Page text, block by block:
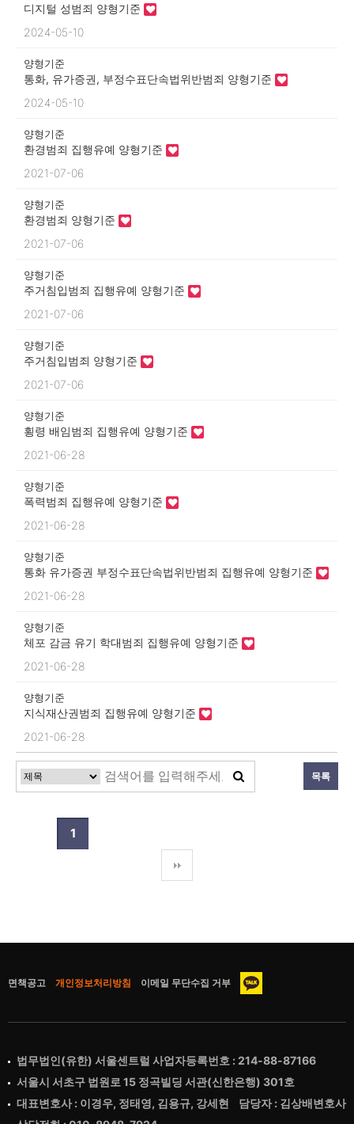
디지털 성범죄 양형기준
2024-05-10
양형기준
통화, 유가증권, 부정수표단속법위반범죄 양형기준
2024-05-10
양형기준
환경범죄 집행유예 양형기준
2021-07-06
양형기준
환경범죄 양형기준
2021-07-06
양형기준
주거침입범죄 집행유예 양형기준
2021-07-06
양형기준
주거침입범죄 양형기준
2021-07-06
양형기준
횡령 배임범죄 집행유예 양형기준
2021-06-28
양형기준
폭력범죄 집행유예 양형기준
2021-06-28
양형기준
통화 유가증권 부정수표단속법위반범죄 집행유예 양형기준
2021-06-28
양형기준
체포 감금 유기 학대범죄 집행유예 양형기준
2021-06-28
양형기준
지식재산권범죄 집행유예 양형기준
2021-06-28
목록
1
면책공고 개인정보처리방침 이메일 무단수집 거부
법무법인(유한) 서울센트럴 사업자등록번호 : 214-88-87166
서울시 서초구 법원로 15 정곡빌딩 서관(신한은행) 301호
대표변호사 : 이경우, 정태영, 김용규, 강세현 담당자 : 김상배변호사